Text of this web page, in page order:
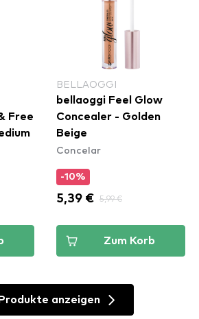
Free
BELLAOGGI
bellaoggi Feel Glow
Concealer - Golden
Beige
Concelar
-10%
5,39 € 5,99 €
Zum Korb
anzeigen